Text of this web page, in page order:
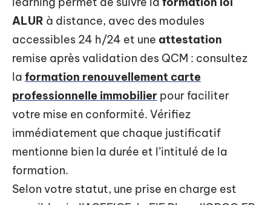
ALUR à distance, avec des modules
accessibles 24 h/24 et une attestation
remise après validation des QCM : consultez
la formation renouvellement carte
professionnelle immobilier pour faciliter
votre mise en conformité. Vérifiez
immédiatement que chaque justificatif
mentionne bien la durée et l’intitulé de la
formation.
Selon votre statut, une prise en charge est